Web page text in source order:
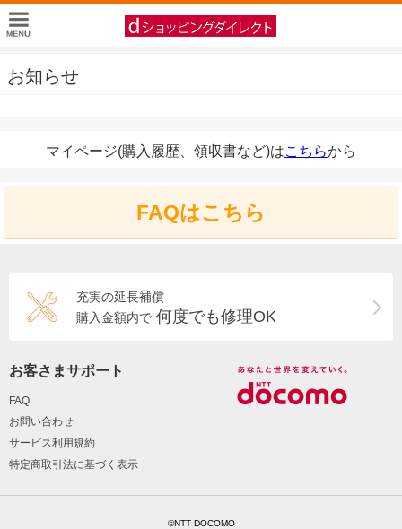
お知らせ
マイページ(購入履歴、領収書など)はこちらから
FAQはこちら
充実の延長補償
購入金額内で 何度でも修理OK
お客さまサポート
FAQ
お問い合わせ
サービス利用規約
特定商取引法に基づく表示
©NTT DOCOMO